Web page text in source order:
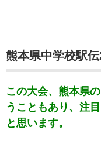
熊本県中学校駅
この大会、熊本県
うこともあり、注
と思います。